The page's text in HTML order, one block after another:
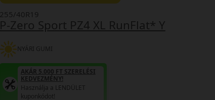
P-Zero Sport PZ4 XL RunFlat* Y
255/40R19
NYÁRI GUMI
AKÁR 5.000 FT SZERELÉSI
KEDVEZMÉNY!
Használja a LENDÜLET
kuponkódot!